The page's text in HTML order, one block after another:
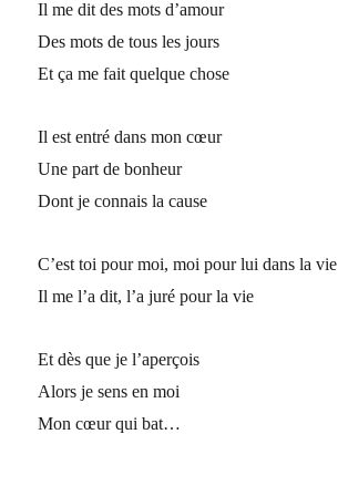
Il me dit des mots d’amour
Des mots de tous les jours
Et ça me fait quelque chose
Il est entré dans mon cœur
Une part de bonheur
Dont je connais la cause
C’est toi pour moi, moi pour lui dans la vie
Il me l’a dit, l’a juré pour la vie
Et dès que je l’aperçois
Alors je sens en moi
Mon cœur qui bat…